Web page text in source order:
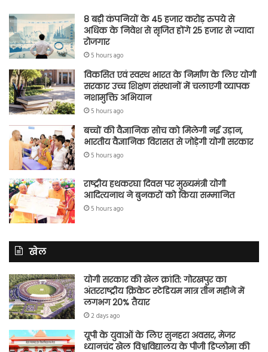
8 बड़ी कंपनियों के 45 हजार करोड़ रुपये से
अधिक के निवेश से सृजित होंगे 25 हजार से ज्यादा
रोजगार
5 hours ago
विकसित एवं स्वस्थ भारत के निर्माण के लिए योगी
सरकार उच्च शिक्षण संस्थानों में चलाएगी व्यापक
नशामुक्ति अभियान
5 hours ago
बच्चों की वैज्ञानिक सोच को मिलेगी नई उड़ान,
भारतीय वैज्ञानिक विरासत से जोड़ेगी योगी सरकार
5 hours ago
राष्ट्रीय हथकरघा दिवस पर मुख्यमंत्री योगी
आदित्यनाथ ने बुनकरों को किया सम्मानित
5 hours ago
खेल
योगी सरकार की खेल क्रांति: गोरखपुर का
अंतरराष्ट्रीय क्रिकेट स्टेडियम मात्र तीन महीने में
लगभग 20% तैयार
2 days ago
यूपी के युवाओं के लिए सुनहरा अवसर, मेजर
ध्यानचंद खेल विश्वविद्यालय के पीजी डिप्लोमा की